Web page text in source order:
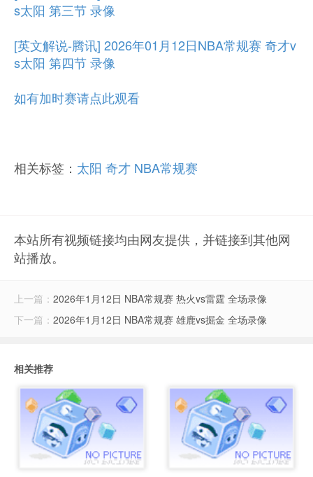
s太阳 第三节 录像
[英文解说-腾讯] 2026年01月12日NBA常规赛 奇才v
s太阳 第四节 录像
如有加时赛请点此观看
相关标签： 太阳 奇才 NBA常规赛
本站所有视频链接均由网友提供，并链接到其他网
站播放。
上一篇： 2026年1月12日 NBA常规赛 热火vs雷霆 全场录像
下一篇： 2026年1月12日 NBA常规赛 雄鹿vs掘金 全场录像
相关推荐